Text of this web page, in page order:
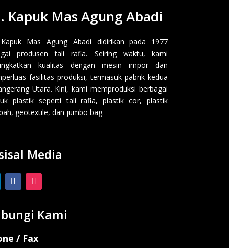
Kapuk Mas Agung Abadi
Mas Agung Abadi didirikan pada 1977
produsen tali rafia. Seiring waktu, kami
kualitas dengan mesin impor dan
fasilitas produksi, termasuk pabrik kedua
Utara. Kini, kami memproduksi berbagai
plastik seperti tali rafia, plastik cor, plastik
geotextile, dan jumbo bag.
Media
Kami
/ Fax